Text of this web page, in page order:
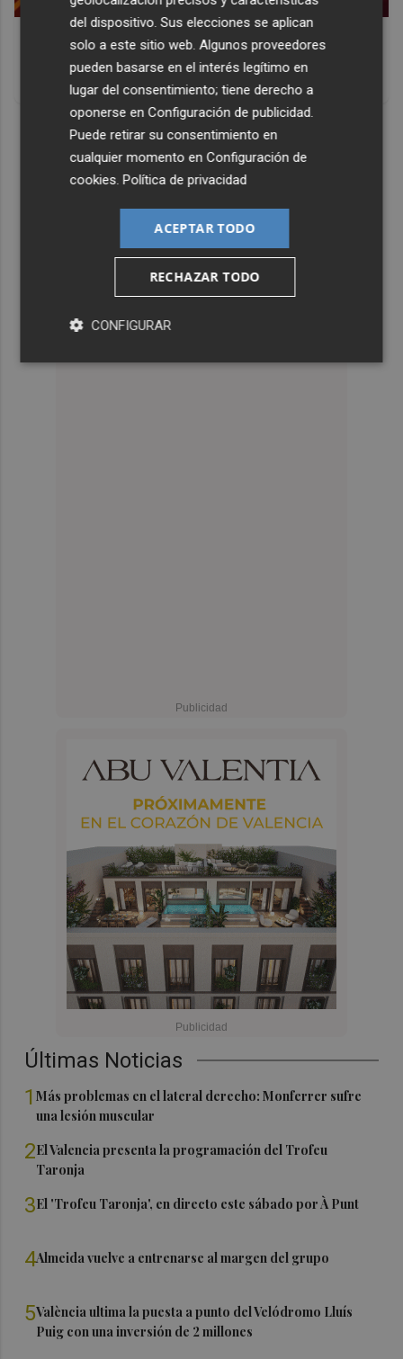
Últimas Noticias
1Más problemas en el lateral derecho: Monferrer sufre
una lesión muscular
2El Valencia presenta la programación del Trofeu
Taronja
3El 'Trofeu Taronja', en directo este sábado por À Punt
4Almeida vuelve a entrenarse al margen del grupo
5València ultima la puesta a punto del Velódromo Lluís
Puig con una inversión de 2 millones
Corepunk MMORPG
Un verdadero MMORPG de la vieja escuela ¡Cómo los de
antes, pero mejor!
DISCOVER WITH
del dispositivo. Sus elecciones se aplican
solo a este sitio web. Algunos proveedores
pueden basarse en el interés legítimo en
lugar del consentimiento; tiene derecho a
oponerse enConfiguración de publicidad.
Puede retirar su consentimiento en
cualquier momento enConfiguración de
cookies.Política de privacidad
ACEPTAR TODO
RECHAZAR TODO
CONFIGURAR